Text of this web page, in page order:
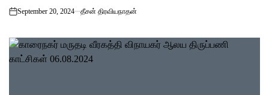
on
September 20, 2024 தீசன் திரவியநாதன்